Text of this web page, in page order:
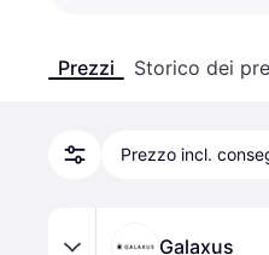
Prezzi Storico dei
Prezzo incl.
Galaxus